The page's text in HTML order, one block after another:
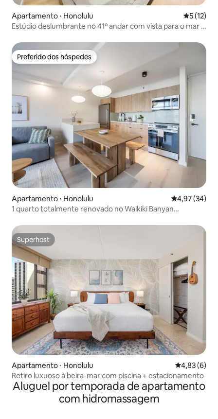
Apartamento ⋅ Honolulu 5 de uma
5 (12)
Estúdio deslumbrante no 41º andar com vista para o mar e
Preferido dos hóspedes
Preferido dos hóspedes
Apartamento ⋅ Honolulu 4,97 de uma
4,97 (34)
1 quarto totalmente renovado no Waikiki Banyan
Superhost
Superhost
Apartamento ⋅ Honolulu 4,83 de uma
4,83 (6)
Retiro luxuoso à beira-mar com piscina + estacionamento
Aluguel por temporada de apartamento
com hidromassagem